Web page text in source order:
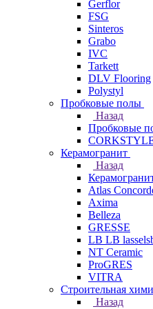
Gerflor
FSG
Sinteros
Grabo
IVC
Tarkett
DLV Flooring
Polystyl
Пробковые полы
Назад
Пробковые
Керамогранит
Назад
Atlas
Axima
Belleza
GRESSE
LB LB
NT Ceramic
ProGRES
VITRA
Строительная
Назад